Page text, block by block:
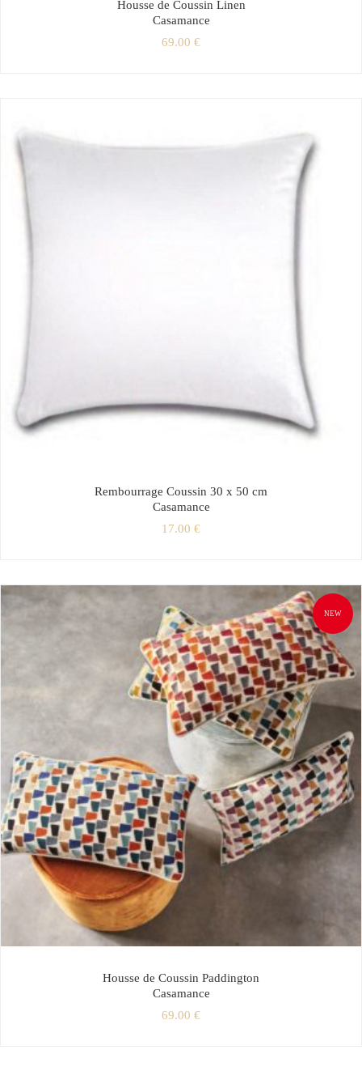
Housse de Coussin Linen
Casamance
69.00 €
Rembourrage Coussin 30 x 50 cm
Casamance
17.00 €
NEW
Housse de Coussin Paddington
Casamance
69.00 €